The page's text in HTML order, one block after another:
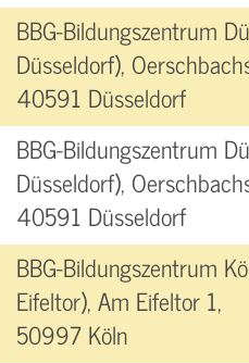
BBG-Bildungszentrum
Düsseldorf),
40591 Düsseldorf
BBG-Bildungszentrum
Düsseldorf),
40591 Düsseldorf
BBG-Bildungszentrum
Eifeltor), Am Eifeltor 1,
50997 Köln